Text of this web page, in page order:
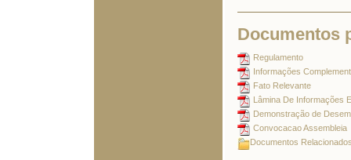
Documentos
Regulamento
Informações
Fato Relevante
Lâmina De Informações
Demonstração de
Convocacao Assembleia
Documentos